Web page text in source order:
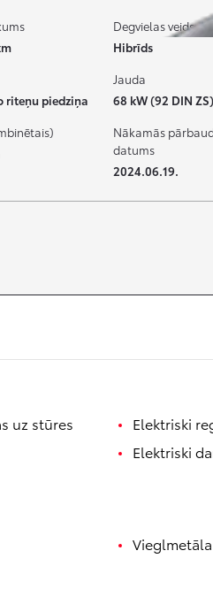
Degvielas veids
Hibrīds
riteņu piedziņa
Jauda
68 kW (92 DIN ZS)
Nākamās
datums
2024.06.19.
uz stūres
Elektriski
Elektriski